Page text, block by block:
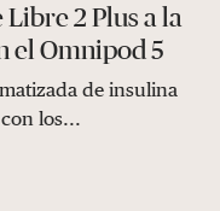
2 Plus a la
el Omnipod 5
de insulina
los...